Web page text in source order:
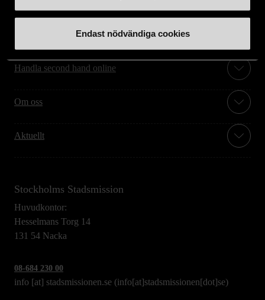
Endast nödvändiga cookies
Handla second hand online
Om oss
Aktuellt
Stockholms Stadsmission
Huvudkontor:
Hesselmans Torg 14
131 54 Nacka
08-684 230 00
info [at] stadsmissionen.se (info[at]stadsmissionen[dot]se)